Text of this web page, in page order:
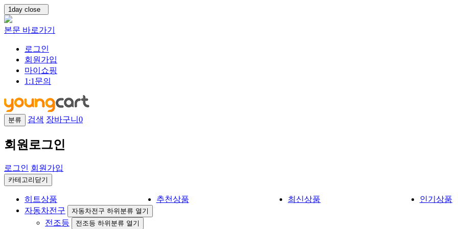
1day close
본문 바로가기
로그인
회원가입
마이쇼핑
1:1문의
분류 검색 장바구니 0
회원로그인
로그인 회원가입
카테고리닫기
히트상품 추천상품 최신상품
인기상품
자동차전구
자동차전구 하위분류 열기
전조등 전조등 하위분류 열기